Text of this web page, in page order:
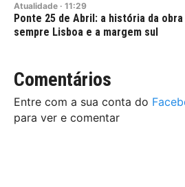
Atualidade · 11:29
Ponte 25 de Abril: a história da
sempre Lisboa e a margem sul
Comentários
Entre com a sua conta do
para ver e comentar